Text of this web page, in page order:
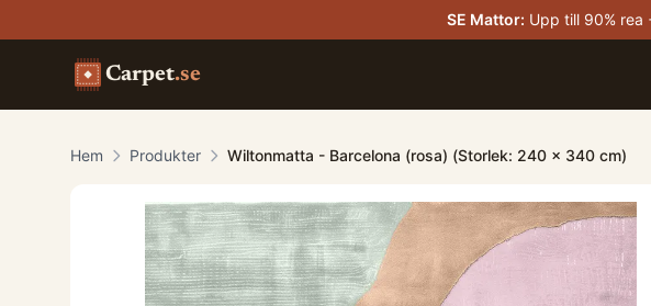
SE Mattor: Upp till 90% rea
Carpet.se
Hem Produkter Wiltonmatta - Barcelona (rosa) (Storlek: 240 x 340 cm)